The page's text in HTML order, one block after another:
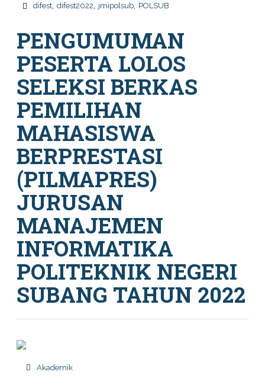
difest, difest2022 jmipolsub, POLSUB
PENGUMUMAN
PESERTA LOLOS
SELEKSI BERKAS
PEMILIHAN
MAHASISWA
BERPRESTASI
(PILMAPRES)
JURUSAN
MANAJEMEN
INFORMATIKA
POLITEKNIK NEGERI
SUBANG TAHUN 2022
Akademik